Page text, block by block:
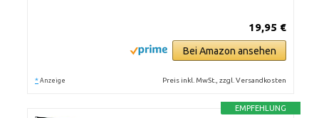
19,95 €
Bei Amazon ansehen
* Anzeige Preis inkl. MwSt., zzgl. Versandkosten
EMPFEHLUNG